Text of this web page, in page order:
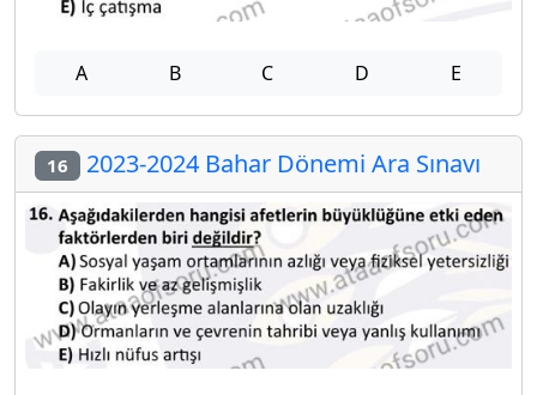
A B C D E
16 2023-2024 Bahar Dönemi Ara Sınavı